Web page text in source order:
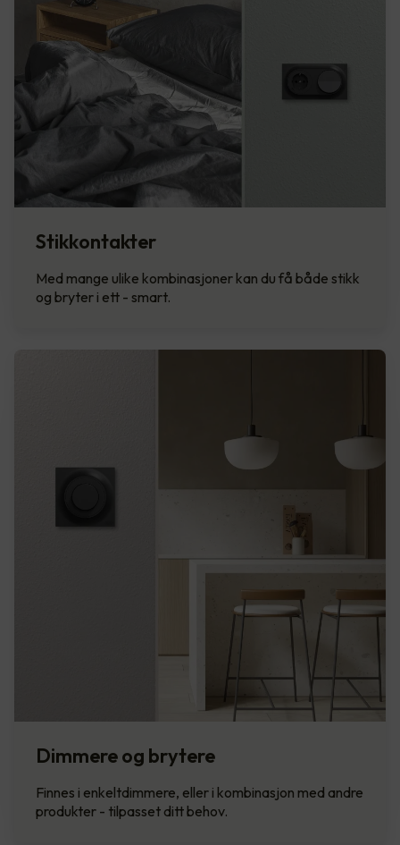
Stikkontakter
Med mange ulike kombinasjoner kan du få både stikk
og bryter i ett - smart.
Dimmere og brytere
Finnes i enkeltdimmere, eller i kombinasjon med andre
produkter - tilpasset ditt behov.